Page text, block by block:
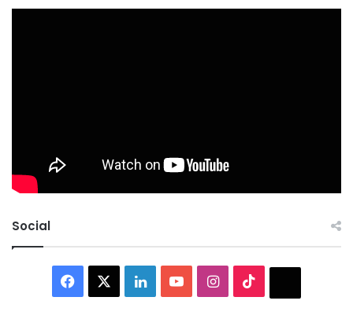
Social
Facebook LinkedInYouTubeInstagram